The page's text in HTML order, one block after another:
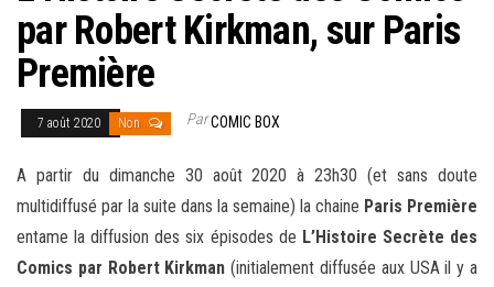
par Robert Kirkman, sur Paris
Première
7 août 2020 Non ParCOMIC BOX
A partir du dimanche 30 août 2020 à 23h30 (et sans doute
multidiffusé par la suite dans la semaine) la chaine Paris Première
entame la diffusion des six épisodes de L’Histoire Secrète des
Comics par Robert Kirkman (initialement diffusée aux USA il y a